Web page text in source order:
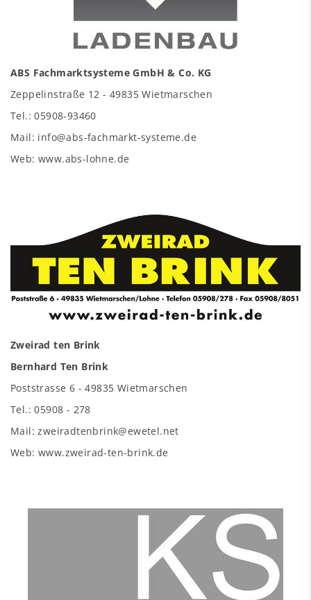
ABS Fachmarktsysteme GmbH & Co. KG
Zeppelinstraße 12 - 49835 Wietmarschen
Tel.: 05908-93460
Mail: info@abs-fachmarkt-systeme.de
Web: www.abs-lohne.de
Zweirad ten Brink
Bernhard Ten Brink
Poststrasse 6 - 49835 Wietmarschen
Tel.: 05908 - 278
Mail: zweiradtenbrink@ewetel.net
Web: www.zweirad-ten-brink.de